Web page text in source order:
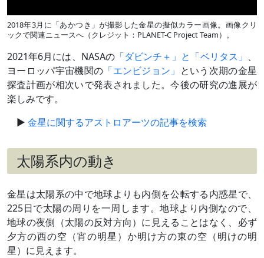
2018年3月に「あかつき」が撮影した金星の擬似カラー画像。画像クリ
ックで関連ニュースへ（クレジット：PLANET-C Project Team）。
2021年6月には、NASAの「ダビンチ＋」と「ベリタス」 、
ヨーロッパ宇宙機関の 「エンビジョン」 という次期の金星
探査計画が相次いで発表されました。今後の研究の進展が
楽しみです。
金星に関するアストロアーツの記事を検索
太陽系内の動き
金星は太陽系の中で地球よりも内側を公転する内惑星で、
225日で太陽の周りを一周します。地球より内側なので、
地球の夜側（太陽の反対方向）に見えることはなく、必ず
夕方の西の空（宵の明星）か明け方の東の空（明けの明
星）に見えます。